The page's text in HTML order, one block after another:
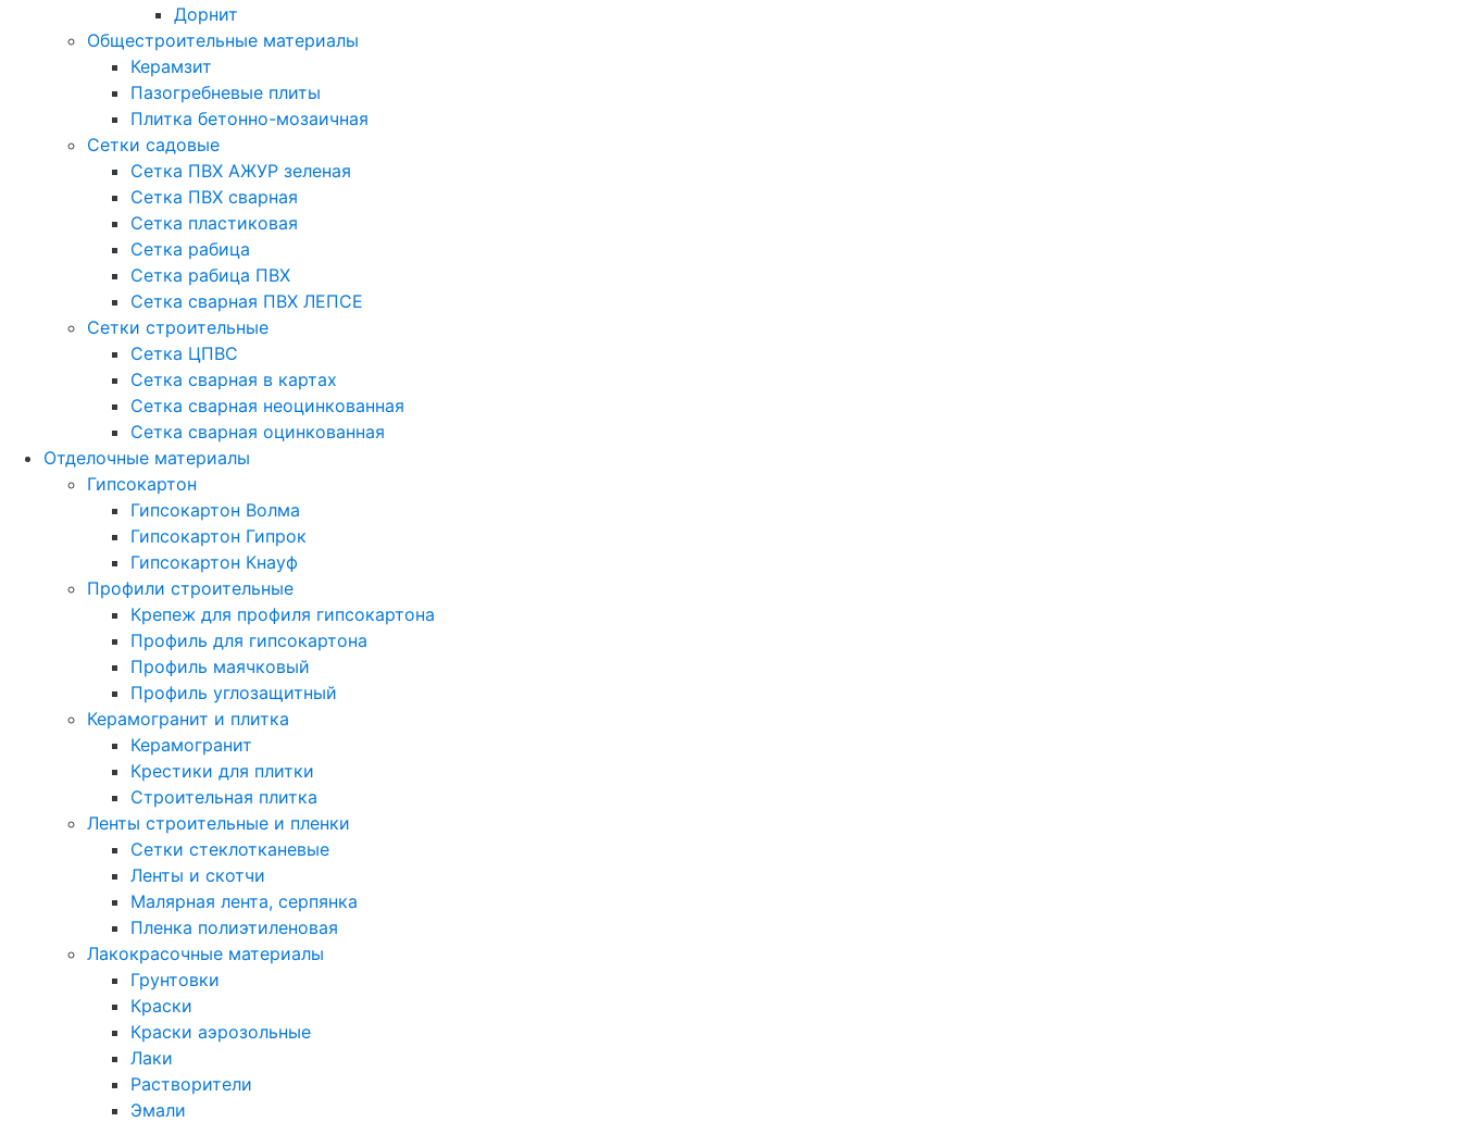
Дорнит
Общестроительные материалы
Керамзит
Пазогребневые плиты
Плитка бетонно-мозаичная
Сетки садовые
Сетка ПВХ АЖУР зеленая
Сетка ПВХ сварная
Сетка пластиковая
Сетка рабица
Сетка рабица ПВХ
Сетка сварная ПВХ ЛЕПСЕ
Сетки строительные
Сетка ЦПВС
Сетка сварная в картах
Сетка сварная неоцинкованная
Сетка сварная оцинкованная
Отделочные материалы
Гипсокартон
Гипсокартон Волма
Гипсокартон Гипрок
Гипсокартон Кнауф
Профили строительные
Крепеж для профиля гипсокартона
Профиль для гипсокартона
Профиль маячковый
Профиль углозащитный
Керамогранит и плитка
Керамогранит
Крестики для плитки
Строительная плитка
Ленты строительные и пленки
Cетки стеклотканевые
Ленты и скотчи
Малярная лента, серпянка
Пленка полиэтиленовая
Лакокрасочные материалы
Грунтовки
Краски
Краски аэрозольные
Лаки
Растворители
Эмали